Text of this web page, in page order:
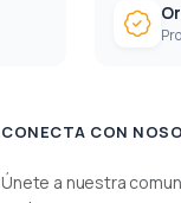
CONECTA CON
Únete a nuestra